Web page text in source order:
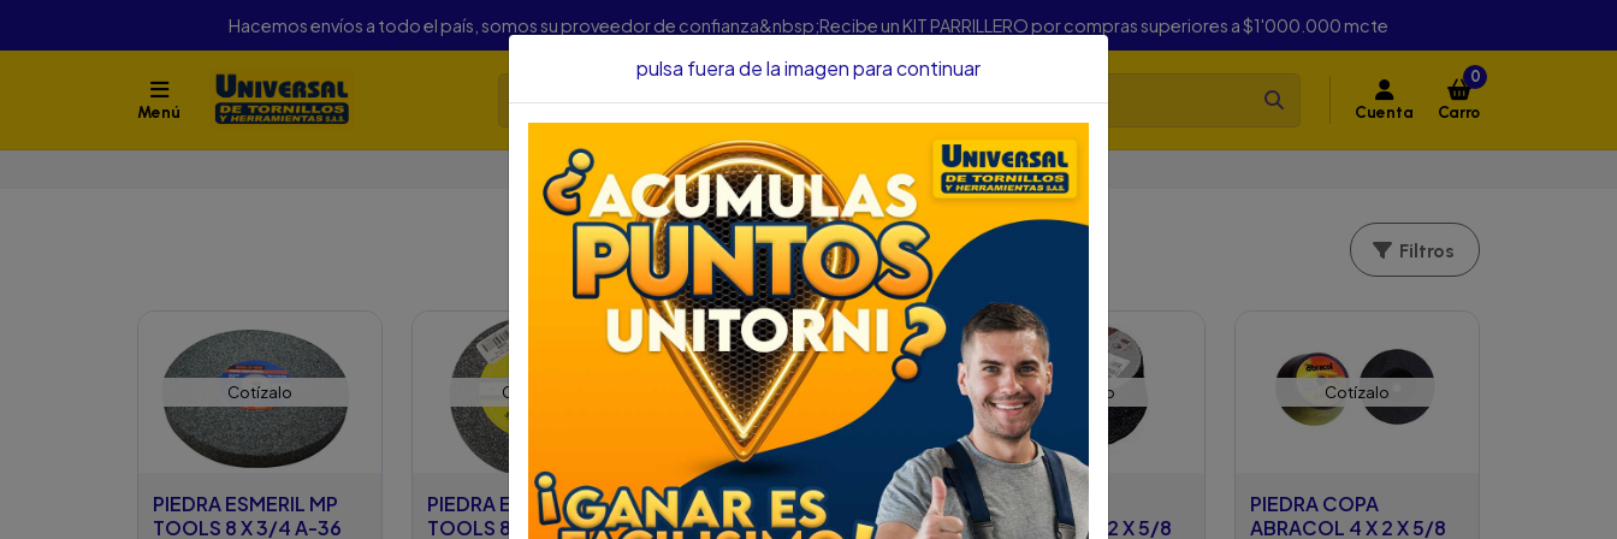
Hacemos envíos a todo el país, somos su proveedor de confianza&nbsp;Recibe un KIT PARRILLERO por compras superiores a $1'000.000 mcte
Menú Cuenta
0
Carro
Inicio Abrasivos Piedras
Piedras Filtros
Cotízalo
PIEDRA ESMERIL MP
TOOLS 8 X 3/4 A-36
Cotízalo
PIEDRA ESMERIL MP
TOOLS 8 X 1 A-36
JGO PIEDRAS MOTOR
TOOL UYUSTOOLS 10
Cotízalo
PIEDRA COPA
ABRACOL 4 X 2 X 5/8
Cotízalo
PIEDRA COPA
ABRACOL 4 X 2 X 5/8
pulsa fuera de la imagen para continuar